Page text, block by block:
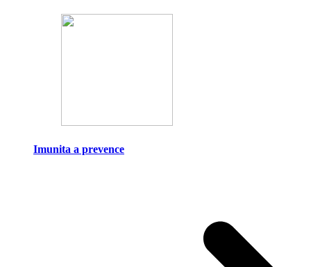
Imunita a prevence